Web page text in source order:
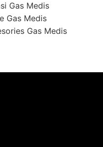
Gas Medis
Gas Medis
Gas Medis